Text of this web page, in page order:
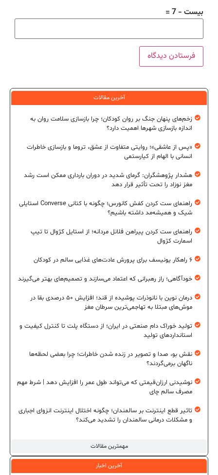
بیست − 7 =
آخرین مقالات
مهمترین مقالات
زخم‌های پنهان جنگ بر روان کودکان؛ چرا بازسازی سلامت روان به
اندازه بازسازی شهرها اهمیت دارد؟
«پس از عاشقی»؛ روایتی متفاوت از عشق، تروما و بازسازی خاطرات
انسانی با الهام از کیارستمی
هشدار پژوهشگران: گرمای شدید در دوران بارداری ممکن است رشد
مغز نوزاد را تحت تأثیر قرار دهد
راهنمای ست کردن کفش کانورس؛ چگونه با کتانی Converse استایلی
شیک و همیشه‌مد داشته باشیم؟
راهنمای ست کردن پیراهن فلانل مردانه؛ از استایل کژوال تا تیپ
اسمارت کژوال
۶ راهکار یونیسف برای پرورش عادت‌های غذایی سالم در کودکان
خودآگاهی؛ راز رهبرانی که اعتماد می‌سازند و تصمیم‌های بهتر می‌گیرند
درمان نوین با نانوذرات پوشیده از قند؛ افزایش ۵۰ درصدی بقا در
موش‌های مبتلا به تهاجمی‌ترین سرطان مغز
تولید خوراک دام صنعتی در ایران؛ از دستگاه پلت تا کنترل کیفیت و
استانداردهای تولید
نقش بو، صدا و تصویر در زنده شدن خاطرات؛ چرا بعضی لحظه‌ها
ناگهان برمی‌گردند؟
نوشیدنی ارزان‌قیمتی که می‌تواند طول عمر را افزایش دهد | شرط مهم
مصرف سالم چای
تاثیر قطع اینترنت بر سالمندان؛ چگونه اختلال اینترنت انزوای اجباری
و مشکلات درمانی سالمندان را تشدید می‌کند؟
آخرین اخبار